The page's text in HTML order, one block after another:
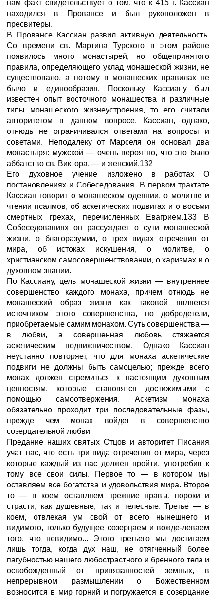
нам факт свидетельствует о том, что к 415 г. Кассиан
находился в Провансе и был рукоположен в
пресвитеры.
В Провансе Кассиан развил активную деятельность.
Со времени св. Мартина Турского в этом районе
появилось много монастырей, но общепринятого
правила, определяющего уклад монашеской жизни, не
существовало, а потому в монашеских правилах не
было и единообразия. Поскольку Кассиану был
известен опыт восточного монашества и различные
типы монашеского жизнеустроения, то его считали
авторитетом в данном вопросе. Кассиан, однако,
отнюдь не ограничивался ответами на вопросы и
советами. Неподалеку от Марселя он основал два
монастыря: мужской — очень вероятно, что это было
аббатство св. Виктора, — и женский.132
Его духовное учение изложено в работах О
постановлениях и Собеседования. В первом трактате
Кассиан говорит о монашеском одеянии, о молитве и
чтении псалмов, об аскетических подвигах и о восьми
смертных грехах, перечисленных Евагрием.133 В
Собеседованиях он рассуждает о сути монашеской
жизни, о благоразумии, о трех видах отречения от
мира, об истоках искушения, о молитве, о
христианском самосовершенствовании, о харизмах и о
духовном знании.
По Кассиану, цель монашеской жизни — внутреннее
совершенство каждого монаха, причем отнюдь не
монашеский образ жизни как таковой является
источником этого совершенства, но добродетели,
приобретаемые самим монахом. Суть совершенства —
в любви, а совершенная любовь стяжается
аскетическим подвижничеством. Однако Кассиан
неустанно повторяет, что для монаха аскетические
подвиги не должны быть самоцелью; прежде всего
монах должен стремиться к настоящим духовным
ценностям, которые становятся достижимыми с
помощью самоотвержения. Аскетизм монаха
обязательно проходит три последовательные фазы,
прежде чем монах войдет в совершенство
созерцательной любви:
Предание наших святых Отцов и авторитет Писания
учат нас, что есть три вида отречения от мира, через
которые каждый из нас должен пройти, употребив к
тому все свои силы. Первое то — в котором мы
оставляем все богатства и удовольствия мира. Второе
то — в коем оставляем прежние нравы, пороки и
страсти, как душевные, так и телесные. Третье — в
коем, отвлекая ум свой от всего нынешнего и
видимого, только будущее созерцаем и вожде-леваем
того, что невидимо... Этого третьего мы достигаем
лишь тогда, когда дух наш, не отягченный более
пагубностью нашего любострастного и бренного тела и
освобожденный от привязанностей земных, в
непрерывном размышлении о Божественном
возносится в мир горний и погружается в созерцание